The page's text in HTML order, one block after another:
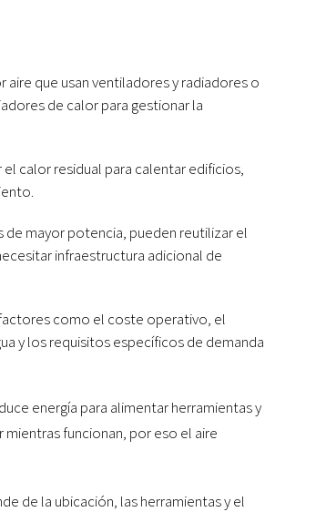
que usan ventiladores y radiadores o
de calor para gestionar la
calor residual para calentar edificios,
de mayor potencia, pueden reutilizar el
infraestructura adicional de
como el coste operativo, el
y los requisitos específicos de demanda
energía para alimentar herramientas y
funcionan, por eso el aire
de la ubicación, las herramientas y el